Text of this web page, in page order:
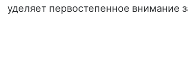
уделяет первостепенное внимание